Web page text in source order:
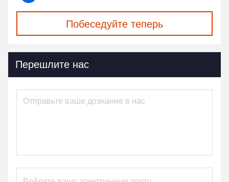
Побеседуйте теперь
Перешлите нас